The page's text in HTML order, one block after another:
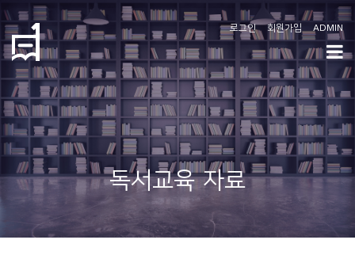
로그인 회원가입 ADMIN
독서교육 자료
학
도
협
소
개
지